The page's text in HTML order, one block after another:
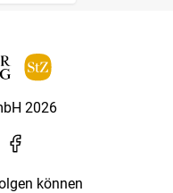
2026
können